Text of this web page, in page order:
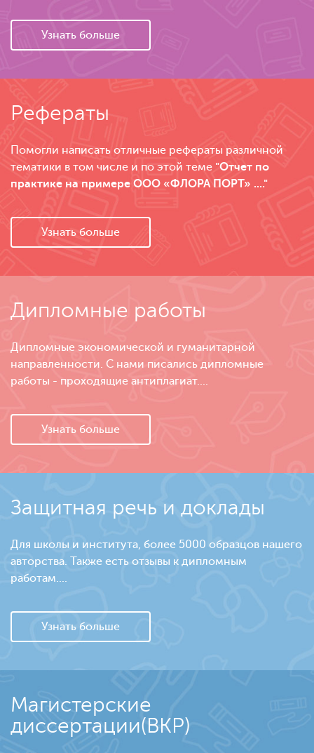
Узнать больше
Рефераты
Помогли написать отличные рефераты различной
тематики в том числе и по этой теме "Отчет по
практике на примере ООО «ФЛОРА ПОРТ» ...."
Узнать больше
Дипломные работы
Дипломные экономической и гуманитарной
направленности. С нами писались дипломные
работы - проходящие антиплагиат....
Узнать больше
Защитная речь и доклады
Для школы и института, более 5000 образцов нашего
авторства. Также есть отзывы к дипломным
работам....
Узнать больше
Магистерские
диссертации(ВКР)